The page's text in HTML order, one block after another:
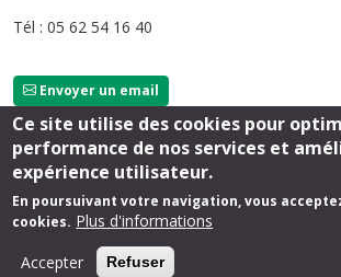
Tél : 05 62 54 16 40
Envoyer un email
Suivez-nous
Ce site utilise des cookies pour
performance de nos services et
expérience utilisateur.
En poursuivant votre navigation, vous
cookies. Plus d'informations
Accepter
Refuser